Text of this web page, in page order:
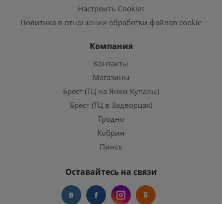
Настроить Cookies
Политика в отношении обработки файлов cookie
Компания
Контакты
Магазины
Брест (ТЦ на Янки Купалы)
Брест (ТЦ в Задворцах)
Гродно
Кобрин
Пинск
Оставайтесь на связи